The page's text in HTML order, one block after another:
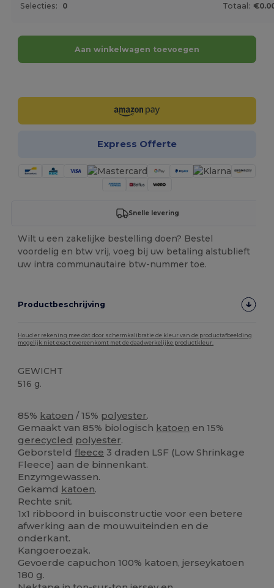
Selecties: 0 Totaal:
Aan winkelwagen toevoegen
Express Offerte
Snelle levering
Wilt u een zakelijke bestelling doen? Bestel
voordelig en btw vrij, voeg bij uw betaling alstublieft
uw intra communautaire btw-nummer toe.
Productbeschrijving
Houd er rekening mee dat door schermkalibratie de kleur van de productafbeelding
mogelijk niet exact overeenkomt met de daadwerkelijke productkleur.
GEWICHT
516 g.
85% katoen / 15% polyester.
Gemaakt van 85% biologisch katoen en 15%
gerecycled polyester.
Geborsteldfleece 3 draden LSF (Low Shrinkage
Fleece) aan de binnenkant.
Enzymgewassen.
Gekamd katoen.
Rechte snit.
1x1 ribboord in buisconstructie voor een betere
afwerking aan de mouwuiteinden en de
onderkant.
Kangoeroezak.
Gevoerde capuchon 100% katoen, jerseykatoen
180 g.